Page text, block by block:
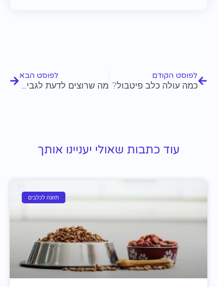
לפוסט הקודם
כמה עולה כלב פיטבול?
לפוסט הבא
מה שרוצים לדעת לגבי פיטבול גור
עוד כתבות שאולי יעניינו אותך
תזונה לכלבים